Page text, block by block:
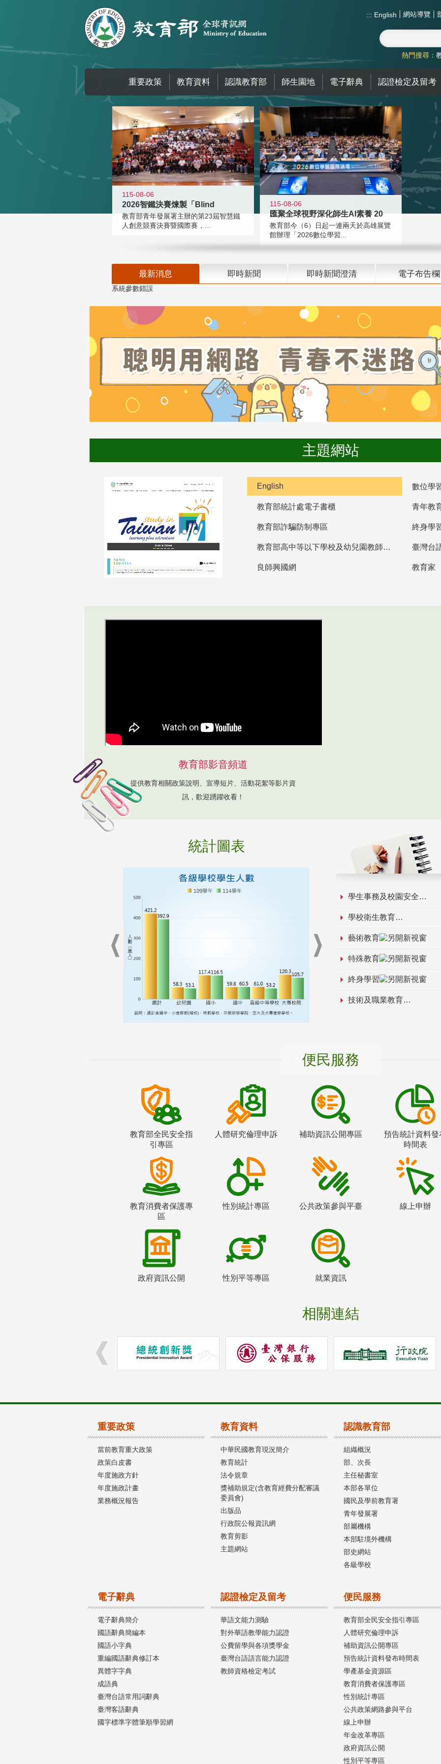
::: English 網站導覽
熱門搜尋：
重要政策 教育資料 認識教育部 師生園地 電子辭典 認證檢定及留考
:::
115-08-06
2026智鐵決賽煉製「Blind
教育部青年發展署主辦的第23屆智慧鐵
人創意競賽決賽暨國際賽，...
115-08-06
匯聚全球視野深化師生AI素養 20
教育部今（6）日起一連兩天於高雄展覽
館辦理「2026數位學習...
最新消息 即時新聞 即時新聞澄清 電子布告欄
系統參數錯誤
主題網站
English 數位學
教育部統計處電子書櫃 青年教
教育部詐騙防制專區 終身學
教育部高中等以下學校及幼兒園教師資格檢定考試 臺灣台
良師興國網 教育家
教育部影音頻道
提供教育相關政策說明、宣導短片、活動花絮等影片資
訊，歡迎踴躍收看！
統計圖表
學生事務及校園安全
學校衛生教育
藝術教育
特殊教育
終身學習
技術及職業教育
便民服務
教育部全民安全指
引專區
人體研究倫理申訴 補助資訊公開專區
預告統計資料發
時間表
教育消費者保護專
區
性別統計專區 公共政策參與平臺 線上申辦
政府資訊公開 性別平等專區 就業資訊
相關連結
重要政策
當前教育重大政策
政策白皮書
年度施政方針
年度施政計畫
業務概況報告
教育資料
中華民國教育現況簡介
教育統計
法令規章
獎補助規定(含教育經費分配審議
委員會)
出版品
行政院公報資訊網
教育剪影
主題網站
認識教育部
組織概況
部、次長
主任秘書室
本部各單位
國民及學前教育署
青年發展署
部屬機構
本部駐境外機構
部史網站
各級學校
電子辭典
電子辭典簡介
國語辭典簡編本
國語小字典
重編國語辭典修訂本
異體字字典
成語典
臺灣台語常用詞辭典
臺灣客語辭典
國字標準字體筆順學習網
認證檢定及留考
華語文能力測驗
對外華語教學能力認證
公費留學與各項獎學金
臺灣台語語言能力認證
教師資格檢定考試
便民服務
教育部全民安全指引專區
人體研究倫理申訴
補助資訊公開專區
預告統計資料發布時間表
學產基金資源區
教育消費者保護專區
性別統計專區
公共政策網路參與平台
線上申辦
年金改革專區
政府資訊公開
性別平等專區